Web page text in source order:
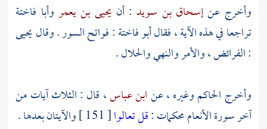
وأخرج عنإسحاق بن سويد : أن يحيى بن يعمر وأبا فاختة
تراجعا في هذه الآية ، فقالأبو فاختة: فواتح السور . وقاليحيى
: الفرائض ، والأمر والنهي والحلال .
وأخرج الحاكموغيره ، عنابن عباس، قال : الثلاث آيات من
آخر سورة الأنعام محكمات :قل تعالوا[ 151 ] والآيتان بعدها .